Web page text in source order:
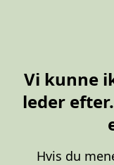
Vi kunne
leder
Hvis du